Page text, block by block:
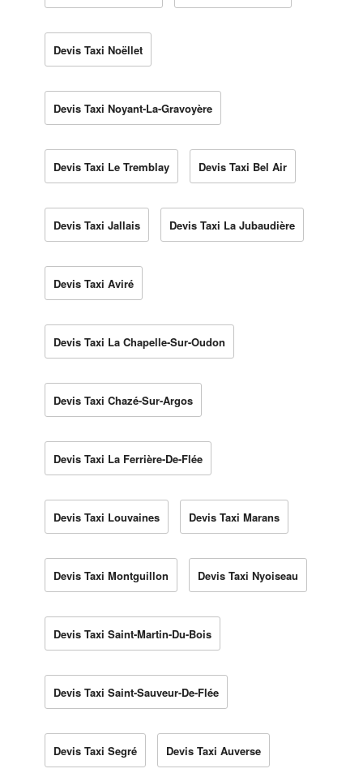
Devis Taxi Noëllet
Devis Taxi Noyant-La-Gravoyère
Devis Taxi Le Tremblay Devis Taxi Bel Air
Devis Taxi Jallais Devis Taxi La Jubaudière
Devis Taxi Aviré
Devis Taxi La Chapelle-Sur-Oudon
Devis Taxi Chazé-Sur-Argos
Devis Taxi La Ferrière-De-Flée
Devis Taxi Louvaines Devis Taxi Marans
Devis Taxi Montguillon Devis Taxi Nyoiseau
Devis Taxi Saint-Martin-Du-Bois
Devis Taxi Saint-Sauveur-De-Flée
Devis Taxi Segré Devis Taxi Auverse